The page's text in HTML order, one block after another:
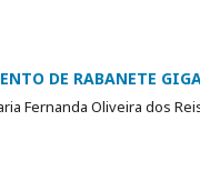
DE RABANETE
Fernanda Oliveira dos